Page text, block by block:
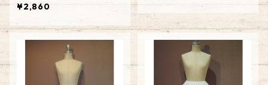
¥2,860